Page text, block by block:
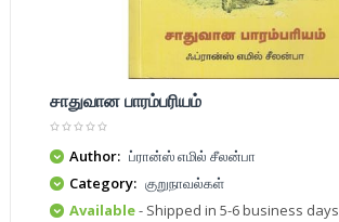
சாதுவான பாரம்பரியம்
Author: ப்ரான்ஸ் எமில் சீலன்பா
Category: குறுநாவல்கள்
Available- Shipped in 5-6 business days